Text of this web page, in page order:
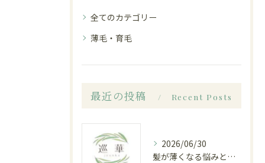
全てのカテゴリー
薄毛・育毛
最近の投稿 Recent Posts
2026/06/30
髪が薄くなる悩みと白髪染めのジレンマ｜白山市八ツ矢町の育毛専門サロンで根本改善